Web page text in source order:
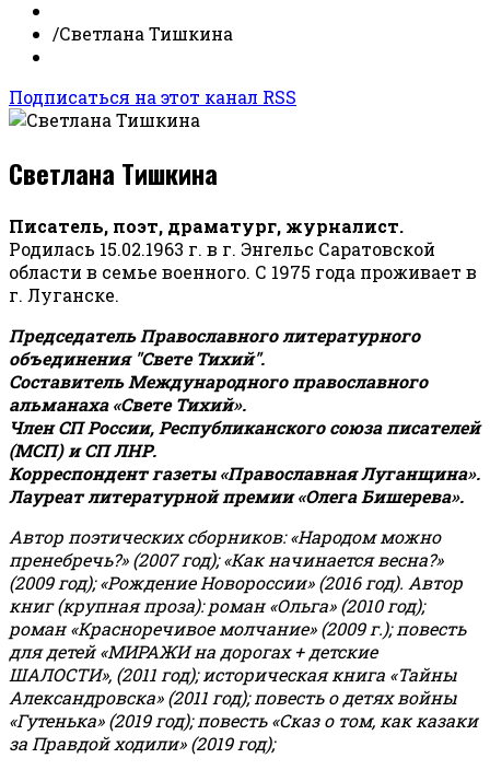
/Светлана Тишкина
Подписаться на этот канал RSS
Светлана Тишкина
Писатель, поэт, драматург, журналист.
Родилась 15.02.1963 г. в г. Энгельс Саратовской
области в семье военного. С 1975 года проживает в
г. Луганске.
Председатель Православного литературного
объединения "Свете Тихий".
Составитель Международного православного
альманаха «Свете Тихий».
Член СП России, Республиканского союза писателей
(МСП) и СП ЛНР.
Корреспондент газеты «Православная Луганщина».
Лауреат литературной премии «Олега Бишерева».
Автор поэтических сборников: «Народом можно
пренебречь?» (2007 год); «Как начинается весна?»
(2009 год); «Рождение Новороссии» (2016 год). Автор
книг (крупная проза): роман «Ольга» (2010 год);
роман «Красноречивое молчание» (2009 г.); повесть
для детей «МИРАЖИ на дорогах + детские
ШАЛОСТИ», (2011 год); историческая книга «Тайны
Александровска» (2011 год); повесть о детях войны
«Гутенька» (2019 год); повесть «Сказ о том, как казаки
за Правдой ходили» (2019 год);